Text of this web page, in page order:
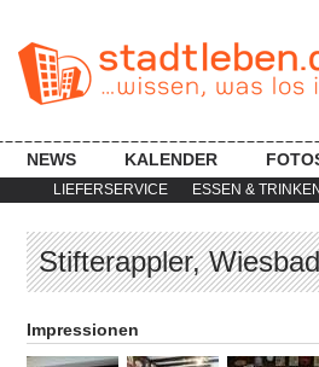
LIEFERSERVICE ESSEN & TRINKEN
NEWS KALENDER
Stifterappler,
Impressionen